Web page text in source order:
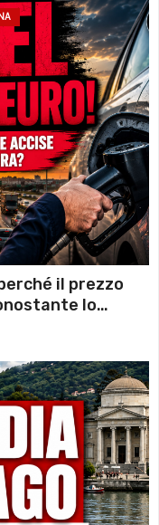
il prezzo
lo